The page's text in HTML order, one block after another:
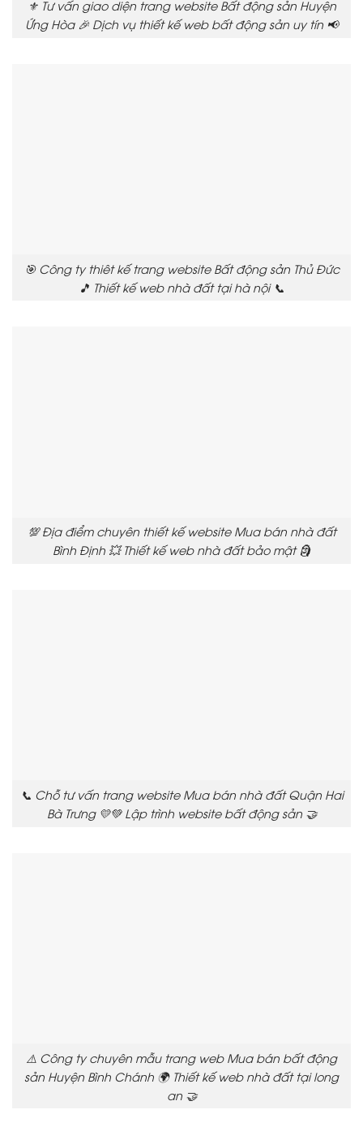
⚜️ Tư vấn giao diện trang website Bất động sản Huyện
Ứng Hòa 🎉 Dịch vụ thiết kế web bất động sản uy tín 📢
🎯 Công ty thiêt kế trang website Bất động sản Thủ Đức
🎵 Thiết kế web nhà đất tại hà nội 📞
💯 Địa điểm chuyên thiết kế website Mua bán nhà đất
Bình Định 💥 Thiết kế web nhà đất bảo mật 🗿
📞 Chỗ tư vấn trang website Mua bán nhà đất Quận Hai
Bà Trưng 💛💚 Lập trình website bất động sản 🤝
⚠️ Công ty chuyên mẫu trang web Mua bán bất động
sản Huyện Bình Chánh 🌍 Thiết kế web nhà đất tại long
an 🤝